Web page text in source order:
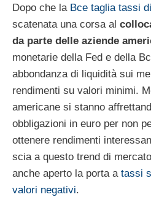
Dopo che la Bce taglia tassi
scatenata una corsa al
da parte delle aziende
monetarie della Fed e della
abbondanza di liquidità sui
rendimenti su valori minimi.
americane si stanno
obbligazioni in euro per non
ottenere rendimenti
scia a questo trend di
anche aperto la porta a tassi
valori negativi.